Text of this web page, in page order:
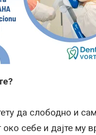
да слободно и
око себе и дајте му